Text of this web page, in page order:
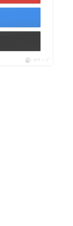
ポチップ